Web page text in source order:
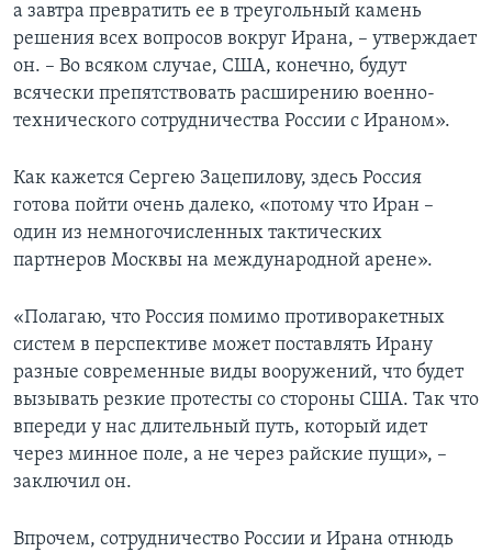
а завтра превратить ее в треугольный камень
решения всех вопросов вокруг Ирана, – утверждает
он. – Во всяком случае, США, конечно, будут
всячески препятствовать расширению военно-
технического сотрудничества России с Ираном».
Как кажется Сергею Зацепилову, здесь Россия
готова пойти очень далеко, «потому что Иран –
один из немногочисленных тактических
партнеров Москвы на международной арене».
«Полагаю, что Россия помимо противоракетных
систем в перспективе может поставлять Ирану
разные современные виды вооружений, что будет
вызывать резкие протесты со стороны США. Так что
впереди у нас длительный путь, который идет
через минное поле, а не через райские пущи», –
заключил он.
Впрочем, сотрудничество России и Ирана отнюдь